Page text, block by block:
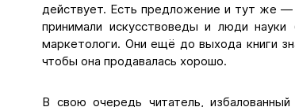
действует. Есть предложение и тут же —
принимали искусствоведы и люди
маркетологи. Они ещё до выхода книги
чтобы она продавалась хорошо.
В свою очередь читатель,